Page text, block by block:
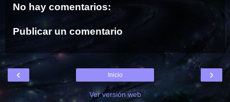
No hay comentarios:
Publicar un comentario
‹ ›
Inicio
Ver versión web